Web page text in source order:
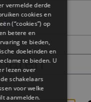
derde
cookies en
op
en
te bieden,
doeleinden en
te bieden. U
over
schakelaars
voor welke